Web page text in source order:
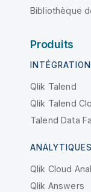
Bibliothèque
Produits
Qlik Talend
Qlik Talend
Talend Data
Qlik Cloud
Qlik Answers